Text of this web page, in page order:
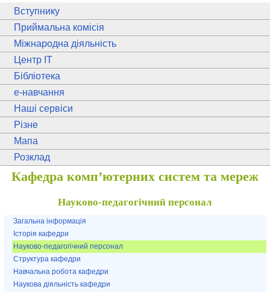
Вступнику
Приймальна комісія
Міжнародна діяльність
Центр ІТ
Бібліотека
e-навчання
Наші сервіси
Різне
Мапа
Розклад
Кафедра комп’ютерних систем та мереж
Науково-педагогічний персонал
Загальна інформація
Історія кафедри
Науково-педагогічний персонал
Структура кафедри
Навчальна робота кафедри
Наукова діяльність кафедри